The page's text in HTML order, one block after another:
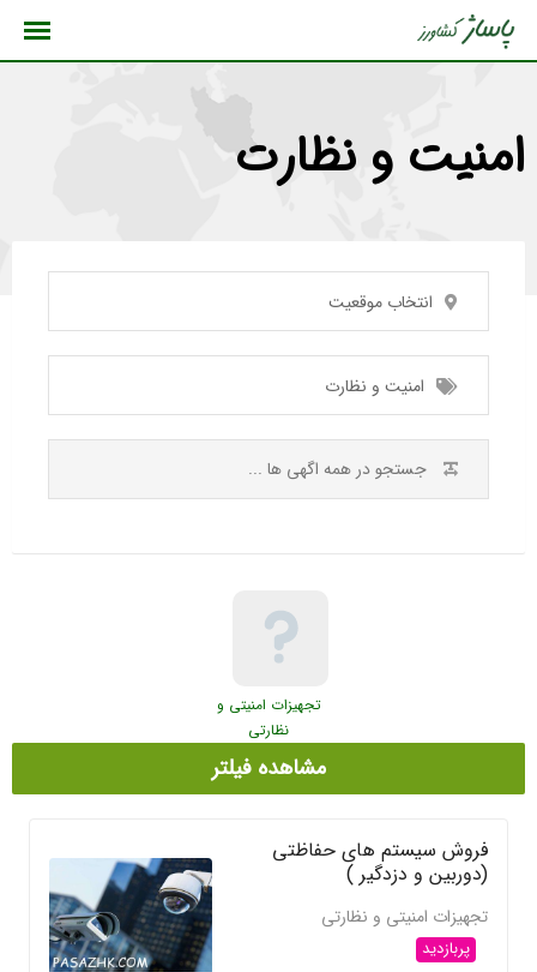
امنیت و نظارت
انتخاب موقعیت
امنیت و نظارت
تجهیزات امنیتی و
نظارتی
مشاهده فیلتر
فروش سیستم های حفاظتی
(دوربین و دزدگیر )
تجهیزات امنیتی و نظارتی
پربازدید